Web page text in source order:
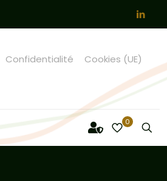
Confidentialité Cookies (UE)
0